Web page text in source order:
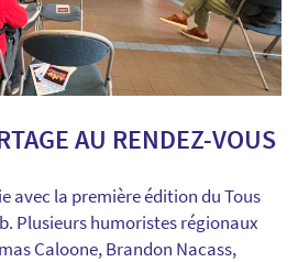
AU RENDEZ-VOUS
avec la première édition du Tous
Plusieurs humoristes régionaux
Caloone, Brandon Nacass,